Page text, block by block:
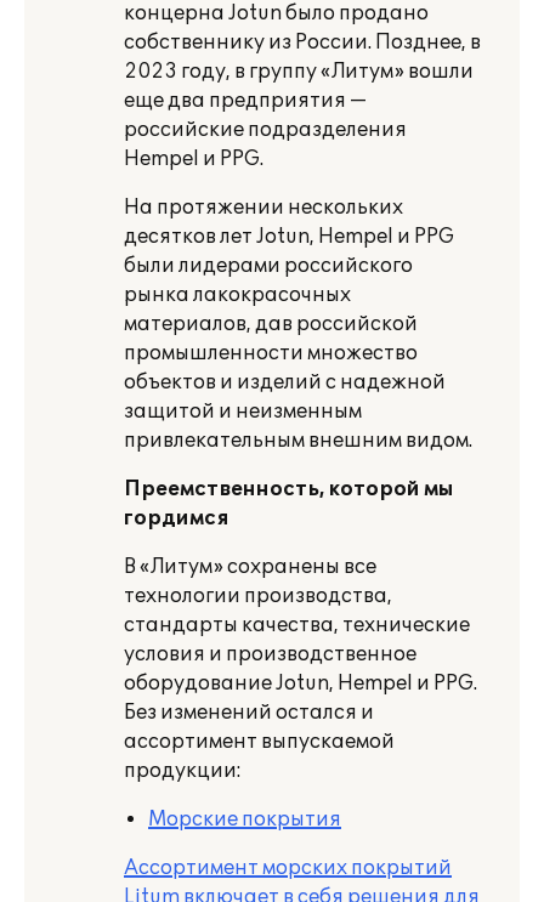
концерна Jotun было продано
собственнику из России. Позднее, в
2023 году, в группу «Литум» вошли
еще два предприятия —
российские подразделения
Hempel и PPG.
На протяжении нескольких
десятков лет Jotun, Hempel и PPG
были лидерами российского
рынка лакокрасочных
материалов, дав российской
промышленности множество
объектов и изделий с надежной
защитой и неизменным
привлекательным внешним видом.
Преемственность, которой мы
гордимся
В «Литум» сохранены все
технологии производства,
стандарты качества, технические
условия и производственное
оборудование Jotun, Hempel и PPG.
Без изменений остался и
ассортимент выпускаемой
продукции:
Морские покрытия
Ассортимент морских покрытий
Litum включает в себя решения для